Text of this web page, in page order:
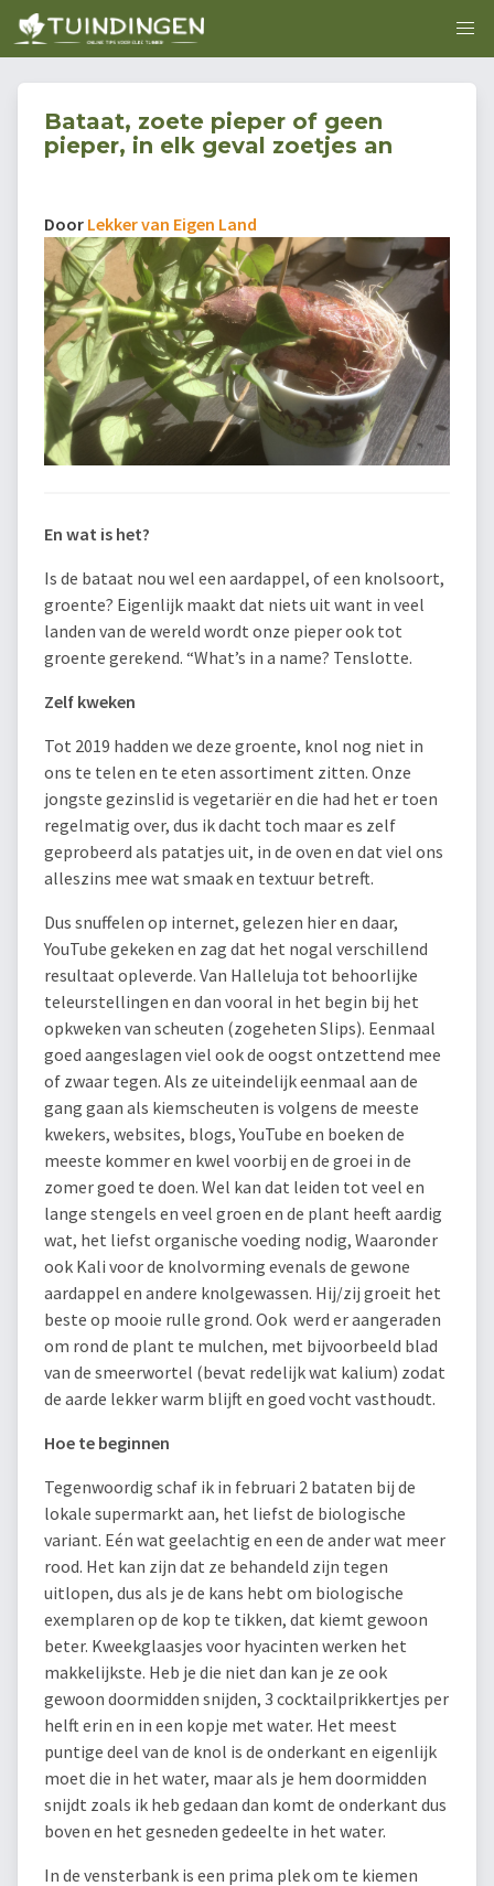
Bataat, zoete pieper of geen
pieper, in elk geval zoetjes an
Door Lekker van Eigen Land
En wat is het?
Is de bataat nou wel een aardappel, of een knolsoort,
groente? Eigenlijk maakt dat niets uit want in veel
landen van de wereld wordt onze pieper ook tot
groente gerekend. “What’s in a name? Tenslotte.
Zelf kweken
Tot 2019 hadden we deze groente, knol nog niet in
ons te telen en te eten assortiment zitten. Onze
jongste gezinslid is vegetariër en die had het er toen
regelmatig over, dus ik dacht toch maar es zelf
geprobeerd als patatjes uit, in de oven en dat viel ons
alleszins mee wat smaak en textuur betreft.
Dus snuffelen op internet, gelezen hier en daar,
YouTube gekeken en zag dat het nogal verschillend
resultaat opleverde. Van Halleluja tot behoorlijke
teleurstellingen en dan vooral in het begin bij het
opkweken van scheuten (zogeheten Slips). Eenmaal
goed aangeslagen viel ook de oogst ontzettend mee
of zwaar tegen. Als ze uiteindelijk eenmaal aan de
gang gaan als kiemscheuten is volgens de meeste
kwekers, websites, blogs, YouTube en boeken de
meeste kommer en kwel voorbij en de groei in de
zomer goed te doen. Wel kan dat leiden tot veel en
lange stengels en veel groen en de plant heeft aardig
wat, het liefst organische voeding nodig, Waaronder
ook Kali voor de knolvorming evenals de gewone
aardappel en andere knolgewassen. Hij/zij groeit het
beste op mooie rulle grond. Ook werd er aangeraden
om rond de plant te mulchen, met bijvoorbeeld blad
van de smeerwortel (bevat redelijk wat kalium) zodat
de aarde lekker warm blijft en goed vocht vasthoudt.
Hoe te beginnen
Tegenwoordig schaf ik in februari 2 bataten bij de
lokale supermarkt aan, het liefst de biologische
variant. Eén wat geelachtig en een de ander wat meer
rood. Het kan zijn dat ze behandeld zijn tegen
uitlopen, dus als je de kans hebt om biologische
exemplaren op de kop te tikken, dat kiemt gewoon
beter. Kweekglaasjes voor hyacinten werken het
makkelijkste. Heb je die niet dan kan je ze ook
gewoon doormidden snijden, 3 cocktailprikkertjes per
helft erin en in een kopje met water. Het meest
puntige deel van de knol is de onderkant en eigenlijk
moet die in het water, maar als je hem doormidden
snijdt zoals ik heb gedaan dan komt de onderkant dus
boven en het gesneden gedeelte in het water.
In de vensterbank is een prima plek om te kiemen